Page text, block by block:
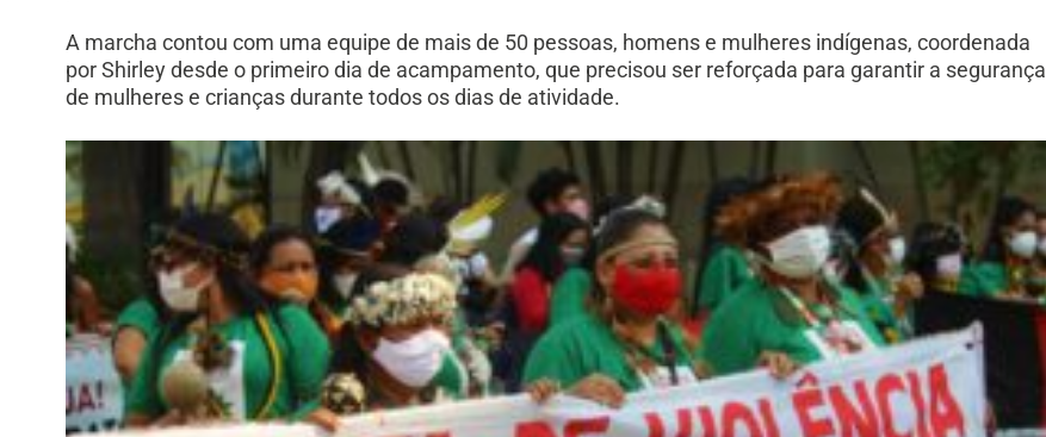
A marcha contou com uma equipe de mais de 50 pessoas, homens e mulheres indígenas, coordenada
por Shirley desde o primeiro dia de acampamento, que precisou ser reforçada para garantir a segurança
de mulheres e crianças durante todos os dias de atividade.